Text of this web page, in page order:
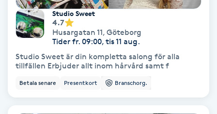
Navelpiercing
NBE-massage
Ny frisyr
Olaplex
Studio Sweet
4.7
Husargatan 11, Göteborg
Tider fr. 09:00, tis 11 aug.
Studio Sweet är din kompletta salong för alla
tillfällen Erbjuder allt inom hårvård samt f
Betala senare Presentkort Branschorg.